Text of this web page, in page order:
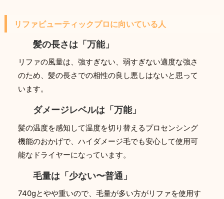
リファビューティックプロに向いている人
髪の長さは「万能」
リファの風量は、強すぎない、弱すぎない適度な強さ
のため、髪の長さでの相性の良し悪しはないと思って
います。
ダメージレベルは「万能」
髪の温度を感知して温度を切り替えるプロセンシング
機能のおかげで、ハイダメージ毛でも安心して使用可
能なドライヤーになっています。
毛量は「少ない〜普通」
740gとやや重いので、毛量が多い方がリファを使用す